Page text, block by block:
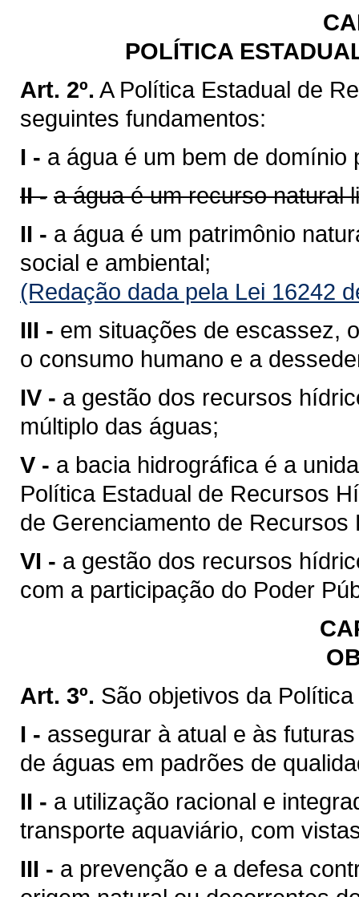
POLÍTICA
Art. 2º. A Política Estadual de
seguintes fundamentos:
I - a água é um bem de domínio
II - a água é um recurso natural
II - a água é um patrimônio
social e ambiental;
(Redação dada pela Lei 16242
III - em situações de escassez,
o consumo humano e a
IV - a gestão dos recursos
múltiplo das águas;
V - a bacia hidrográfica é a
Política Estadual de Recursos
de Gerenciamento de Recursos
VI - a gestão dos recursos
com a participação do Poder
Art. 3º. São objetivos da
I - assegurar à atual e às
de águas em padrões de
II - a utilização racional e
transporte aquaviário, com
III - a prevenção e a defesa